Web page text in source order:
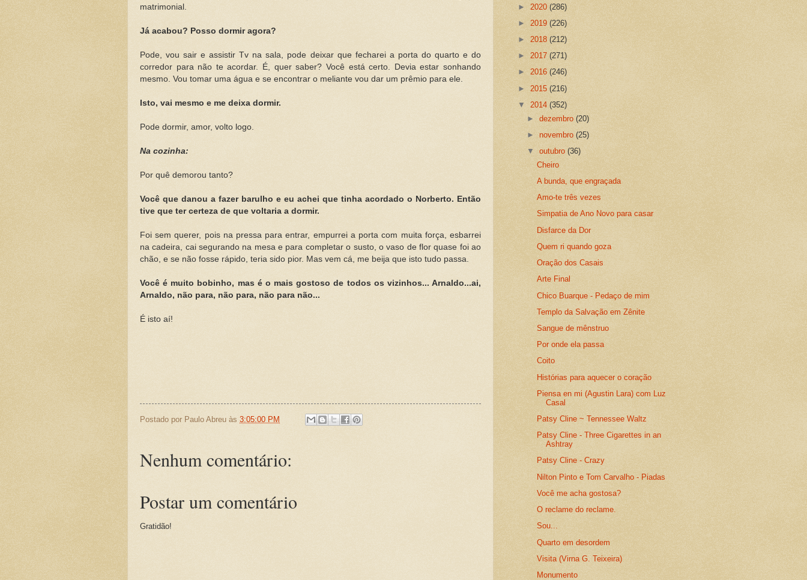
matrimonial.
Já acabou? Posso dormir agora?
Pode, vou sair e assistir Tv na sala, pode deixar que fecharei a porta do quarto e do
corredor para não te acordar. É, quer saber? Você está certo. Devia estar sonhando
mesmo. Vou tomar uma água e se encontrar o meliante vou dar um prêmio para ele.
Isto, vai mesmo e me deixa dormir.
Pode dormir, amor, volto logo.
Na cozinha:
Por quê demorou tanto?
Você que danou a fazer barulho e eu achei que tinha acordado o Norberto. Então
tive que ter certeza de que voltaria a dormir.
Foi sem querer, pois na pressa para entrar, empurrei a porta com muita força, esbarrei
na cadeira, cai segurando na mesa e para completar o susto, o vaso de flor quase foi ao
chão, e se não fosse rápido, teria sido pior. Mas vem cá, me beija que isto tudo passa.
Você é muito bobinho, mas é o mais gostoso de todos os vizinhos... Arnaldo...ai,
Arnaldo, não para, não para, não para não...
É isto aí!
Postado por Paulo Abreu às 3:05:00 PM
Nenhum comentário:
Postar um comentário
Gratidão!
► 2020 (286)
► 2019 (226)
► 2018 (212)
► 2017 (271)
► 2016 (246)
► 2015 (216)
▼ 2014 (352)
►dezembro(20)
►novembro(25)
▼outubro(36)
Cheiro
A bunda, que engraçada
Amo-te três vezes
Simpatia de Ano Novo para casar
Disfarce da Dor
Quem ri quando goza
Oração dos Casais
Arte Final
Chico Buarque - Pedaço de mim
Templo da Salvação em Zênite
Sangue de mênstruo
Por onde ela passa
Coito
Histórias para aquecer o coração
Piensa en mi (Agustin Lara) com Luz
Casal
Patsy Cline ~ Tennessee Waltz
Patsy Cline - Three Cigarettes in an
Ashtray
Patsy Cline - Crazy
Nilton Pinto e Tom Carvalho - Piadas
Você me acha gostosa?
O reclame do reclame.
Sou...
Quarto em desordem
Visita (Virna G. Teixeira)
Monumento